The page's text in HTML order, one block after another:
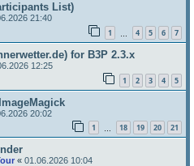
List)
21:40
1 4 5 6 7
for B3P 2.3.x
12:25
1 2 3 4 5
20:02
1 18 19 20 21
« 01.06.2026 10:04